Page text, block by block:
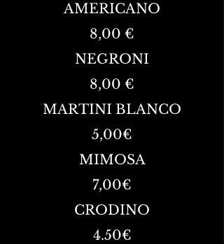
AMERICANO
8,00 €
NEGRONI
8,00 €
MARTINI BLANCO
5,00€
MIMOSA
7,00€
CRODINO
4.50€